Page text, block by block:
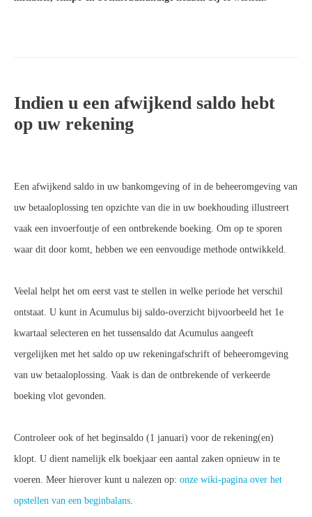
Indien u een afwijkend saldo hebt
op uw rekening
Een afwijkend saldo in uw bankomgeving of in de beheeromgeving van
uw betaaloplossing ten opzichte van die in uw boekhouding illustreert
vaak een invoerfoutje of een ontbrekende boeking. Om op te sporen
waar dit door komt, hebben we een eenvoudige methode ontwikkeld.
Veelal helpt het om eerst vast te stellen in welke periode het verschil
ontstaat. U kunt in Acumulus bij saldo-overzicht bijvoorbeeld het 1e
kwartaal selecteren en het tussensaldo dat Acumulus aangeeft
vergelijken met het saldo op uw rekeningafschrift of beheeromgeving
van uw betaaloplossing. Vaak is dan de ontbrekende of verkeerde
boeking vlot gevonden.
Controleer ook of het beginsaldo (1 januari) voor de rekening(en)
klopt. U dient namelijk elk boekjaar een aantal zaken opnieuw in te
voeren. Meer hierover kunt u nalezen op: onze wiki-pagina over het
opstellen van een beginbalans.